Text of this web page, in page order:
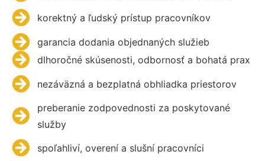
korektný a ľudský prístup pracovníkov
garancia dodania objednaných služieb
dlhoročné skúsenosti, odbornosť a bohatá prax
nezáväzná a bezplatná obhliadka priestorov
preberanie zodpovednosti za poskytované
služby
spoľahliví, overení a slušní pracovníci